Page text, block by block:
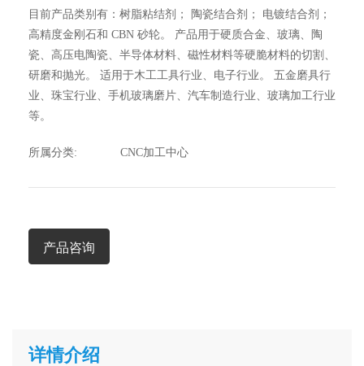
目前产品类别有：树脂粘结剂； 陶瓷结合剂； 电镀结合剂；
高精度金刚石和 CBN 砂轮。 产品用于硬质合金、玻璃、陶
瓷、高压电陶瓷、半导体材料、磁性材料等硬脆材料的切割、
研磨和抛光。 适用于木工工具行业、电子行业。 五金磨具行
业、珠宝行业、手机玻璃磨片、汽车制造行业、玻璃加工行业
等。
所属分类: CNC加工中心
产品咨询
详情介绍